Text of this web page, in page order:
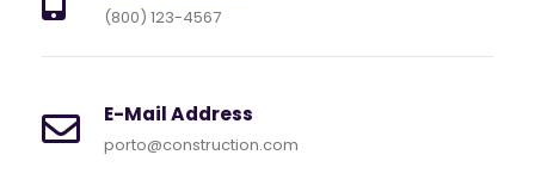
(800) 123-4567
E-Mail Address
porto@construction.com